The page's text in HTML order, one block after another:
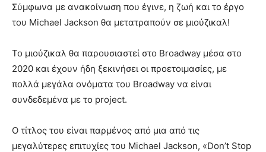
Σύμφωνα με ανακοίνωση που έγινε, η ζωή και το έργο
του Michael Jackson θα μετατραπούν σε μιούζικαλ!
Το μιούζικαλ θα παρουσιαστεί στο Broadway μέσα στο
2020 και έχουν ήδη ξεκινήσει οι προετοιμασίες, με
πολλά μεγάλα ονόματα του Broadway να είναι
συνδεδεμένα με το project.
Ο τίτλος του είναι παρμένος από μια από τις
μεγαλύτερες επιτυχίες του Michael Jackson, «Don’t Stop